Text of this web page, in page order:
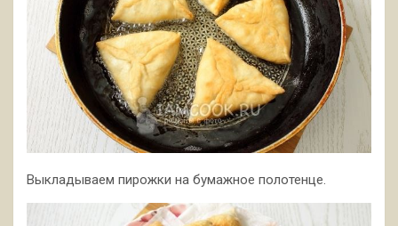
Выкладываем пирожки на бумажное полотенце.